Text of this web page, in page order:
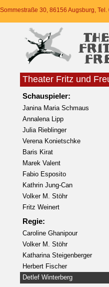
Sommestraße 30, 86156 Augsburg,
Theater Fritz und
Schauspieler:
Janina Maria Schmaus
Annalena Lipp
Julia Rieblinger
Verena Konietschke
Baris Kirat
Marek Valent
Fabio Esposito
Kathrin Jung-Can
Volker M. Stöhr
Fritz Weinert
Regie:
Caroline Ghanipour
Volker M. Stöhr
Katharina Steigenberger
Herbert Fischer
Detlef Winterberg